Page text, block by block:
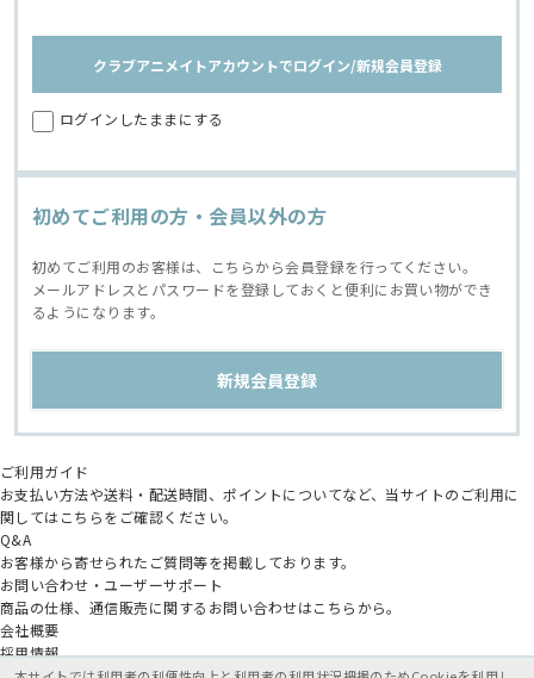
クラブアニメイトアカウントでログイン/新規会員登録
ログインしたままにする
初めてご利用の方・会員以外の方
初めてご利用のお客様は、こちらから会員登録を行ってください。
メールアドレスとパスワードを登録しておくと便利にお買い物ができ
るようになります。
ご利用ガイド
お支払い方法や送料・配送時間、ポイントについてなど、当サイトのご利用に
関してはこちらをご確認ください。
Q&A
お客様から寄せられたご質問等を掲載しております。
お問い合わせ・ユーザーサポート
商品の仕様、通信販売に関するお問い合わせはこちらから。
会社概要
採用情報